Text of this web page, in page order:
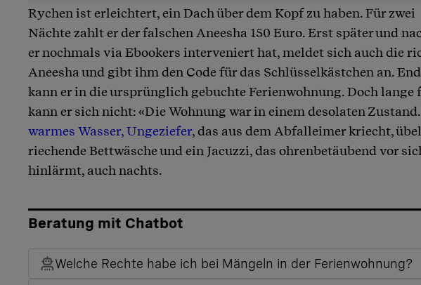
Rychen ist erleichtert, ein Dach über dem Kopf zu haben. Für zwei
Nächte zahlt er der falschen Aneesha 150 Euro. Erst später und
er nochmals via Ebookers interveniert hat, meldet sich auch die
Aneesha und gibt ihm den Code für das Schlüsselkästchen an.
kann er in die ursprünglich gebuchte Ferienwohnung. Doch lange
kann er sich nicht: «Die Wohnung war in einem desolaten
warmes Wasser, Ungeziefer, das aus dem Abfalleimer kriecht, übel
riechende Bettwäsche und ein Jacuzzi, das ohrenbetäubend vor
hinlärmt, auch nachts.
Beratung mit Chatbot
Welche Rechte habe ich bei Mängeln in der Ferienwohnung?